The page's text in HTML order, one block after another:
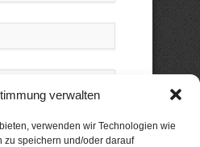
verwalten
verwenden wir Technologien wie
zu speichern und/oder darauf